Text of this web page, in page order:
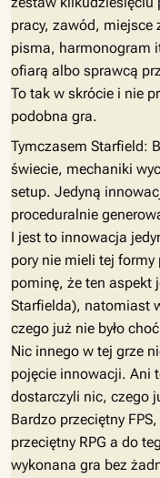
pracy, zawód,
pisma, harmonogram
ofiarą albo sprawcą
To tak w skrócie i nie
podobna gra.
Tymczasem Starfield:
świecie, mechaniki
setup. Jedyną
proceduralnie
I jest to innowacja
pory nie mieli tej
pominę, że ten aspekt
Starfielda), natomiast
czego już nie było
Nic innego w tej grze
pojęcie innowacji. Ani
dostarczyli nic, czego
Bardzo przeciętny
przeciętny RPG a do
wykonana gra bez